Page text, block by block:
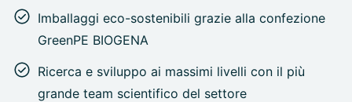
Imballaggi eco-sostenibili grazie alla confezione
GreenPE BIOGENA
Ricerca e sviluppo ai massimi livelli con il più
grande team scientifico del settore